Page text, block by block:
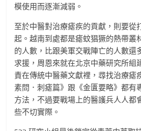
模使用而逐漸減弱。
至於中醫對治療瘧疾的貢獻，則要從
起。越南到處都是瘧蚊猖獗的熱帶叢
的人數，比跟美軍交戰陣亡的人數還
求援，周恩來就在北京中藥研究所組
責在傳統中醫藥文獻裡，尋找治療瘧
素問．刺瘧篇》跟《金匱要略》都有
方法，不過要戰場上的醫護兵人人都
些不切實際。